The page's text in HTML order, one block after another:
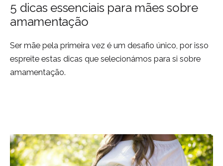
5 dicas essenciais para mães sobre
amamentação
Ser mãe pela primeira vez é um desafio único, por isso
espreite estas dicas que selecionámos para si sobre
amamentação.